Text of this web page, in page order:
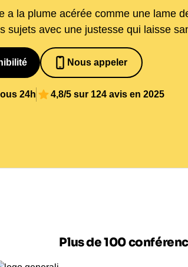
a la plume acérée comme une lame
sujets avec une justesse qui laisse
Nous appeler
07 82 68 65 18
24h
4,8/5 sur 124 avis en 2025
Plus de 100